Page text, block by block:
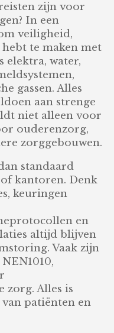
zijn voor
In een
veiligheid,
te maken met
elektra, water,
gassen. Alles
aan strenge
niet alleen voor
ouderenzorg,
zorggebouwen.
standaard
kantoren. Denk
keuringen
en
altijd blijven
Vaak zijn
Alles is
patiënten en